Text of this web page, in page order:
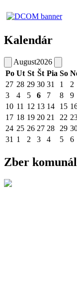
Kalendár
August2026
Po Ut St Št Pia So
27 28 29 30 31 1
2
3
4 5 6 7 8
9
10 11 12 13 14 15
17 18 19 20 21 22
24 25 26 27 28 29
31 1 2 3 4 5 6
Zber